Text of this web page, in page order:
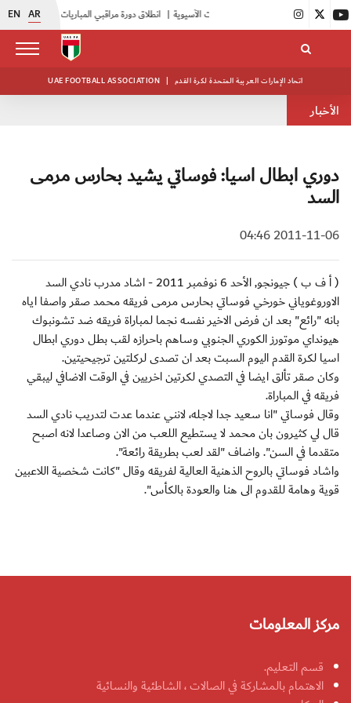
EN AR 15 فريقاً في بطولة النخبة لحرس الرئاسة | انطلاق دورة مراقبي المباريات المستجدين |
UAE FOOTBALL ASSOCIATION | اتحاد الإمارات العربية المتحدة لكرة القدم
الأخبار
دوري ابطال اسيا: فوساتي يشيد بحارس مرمى
السد
2011-11-06 04:46
( أ ف ب ) جيونجو, الأحد 6 نوفمبر 2011 - اشاد مدرب نادي السد
الاوروغوياني خورخي فوساتي بحارس مرمى فريقه محمد صقر واصفا اياه
بانه "رائع" بعد ان فرض الاخير نفسه نجما لمباراة فريقه ضد تشونبوك
هيونداي موتورز الكوري الجنوبي وساهم باحرازه لقب بطل دوري ابطال
اسيا لكرة القدم اليوم السبت بعد ان تصدى لركلتين ترجيحيتين.
وكان صقر تألق ايضا في التصدي لكرتين اخريين في الوقت الاضافي ليبقي
فريقه في المباراة.
وقال فوساتي "انا سعيد جدا لاجله، لانني عندما عدت لتدريب نادي السد
قال لي كثيرون بان محمد لا يستطيع اللعب من الان وصاعدا لانه اصبح
متقدما في السن". واضاف "لقد لعب بطريقة رائعة".
واشاد فوساتي بالروح الذهنية العالية لفريقه وقال "كانت شخصية اللاعبين
قوية وهامة للقدوم الى هنا والعودة بالكأس".
مركز المعلومات
قسم التعليم.
الاهتمام بالمشاركة في الصالات ، الشاطئية والنسائية